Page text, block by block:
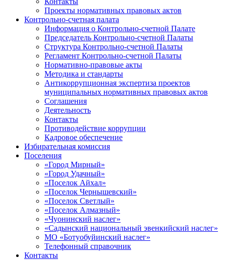
Проекты нормативных правовых актов
Контрольно-счетная палата
Информация о Контрольно-счетной Палате
Председатель Контрольно-счетной Палаты
Структура Контрольно-счетной Палаты
Регламент Контрольно-счетной Палаты
Нормативно-правовые акты
Методика и стандарты
Антикоррупционная экспертиза проектов
муниципальных нормативных правовых актов
Соглашения
Деятельность
Контакты
Противодействие коррупции
Кадровое обеспечение
Избирательная комиссия
Поселения
«Город Мирный»
«Город Удачный»
«Поселок Айхал»
«Поселок Чернышевский»
«Поселок Светлый»
«Поселок Алмазный»
«Чуонинский наслег»
«Садынский национальный эвенкийский наслег»
МО «Ботуобуйинский наслег»
Телефонный справочник
Контакты